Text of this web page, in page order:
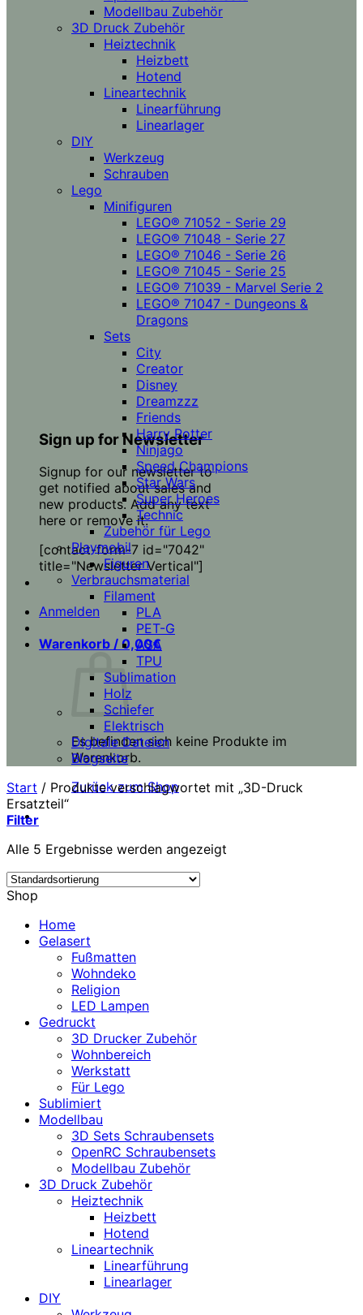
Sign up for Newsletter
Signup for our newsletter to
get notified about sales and
new products. Add any text
here or remove it.
[contact-form-7 id="7042"
title="Newsletter Vertical"]
Anmelden
Warenkorb / 0,00€
Es befinden sich keine Produkte im
Warenkorb.
Zurück zum Shop
Modellbau Zubehör
3D Druck Zubehör
Heiztechnik
Heizbett
Hotend
Lineartechnik
Linearführung
Linearlager
DIY
Werkzeug
Schrauben
Lego
Minifiguren
LEGO® 71052 - Serie 29
LEGO® 71048 - Serie 27
LEGO® 71046 - Serie 26
LEGO® 71045 - Serie 25
LEGO® 71039 - Marvel Serie 2
LEGO® 71047 - Dungeons &
Dragons
Sets
City
Creator
Disney
Dreamzzz
Friends
Harry Potter
Ninjago
Speed Champions
Star Wars
Super Heroes
Technic
Zubehör für Lego
Playmobil
Figuren
Verbrauchsmaterial
Filament
PLA
PET-G
ASA
TPU
Sublimation
Holz
Schiefer
Elektrisch
Digitale Dateien
Blogseite
Start / Produkte verschlagwortet mit „3D-Druck
Ersatzteil“
Filter
Alle 5 Ergebnisse werden angezeigt
Shop
Home
Gelasert
Fußmatten
Wohndeko
Religion
LED Lampen
Gedruckt
3D Drucker Zubehör
Wohnbereich
Werkstatt
Für Lego
Sublimiert
Modellbau
3D Sets Schraubensets
OpenRC Schraubensets
Modellbau Zubehör
3D Druck Zubehör
Heiztechnik
Heizbett
Hotend
Lineartechnik
Linearführung
Linearlager
DIY